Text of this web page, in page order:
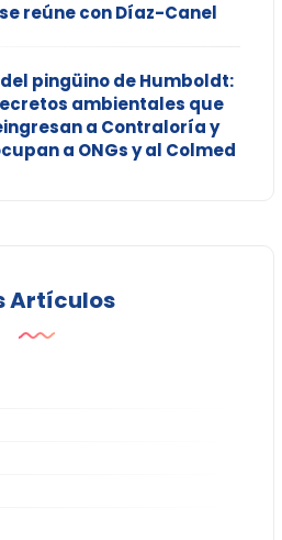
reúne con Díaz-Canel
pingüino de Humboldt:
ambientales que
a Contraloría y
a ONGs y al Colmed
Artículos